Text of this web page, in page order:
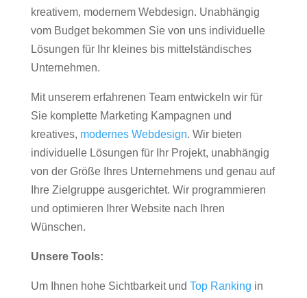
kreativem, modernem Webdesign. Unabhängig
vom Budget bekommen Sie von uns individuelle
Lösungen für Ihr kleines bis mittelständisches
Unternehmen.
Mit unserem erfahrenen Team entwickeln wir für
Sie komplette Marketing Kampagnen und
kreatives, modernes Webdesign. Wir bieten
individuelle Lösungen für Ihr Projekt, unabhängig
von der Größe Ihres Unternehmens und genau auf
Ihre Zielgruppe ausgerichtet. Wir programmieren
und optimieren Ihrer Website nach Ihren
Wünschen.
Unsere Tools:
Um Ihnen hohe Sichtbarkeit und Top Ranking in